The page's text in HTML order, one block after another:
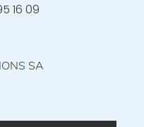
16 09
SA